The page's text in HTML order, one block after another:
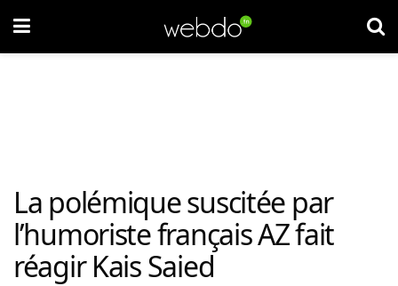
La polémique suscitée par
l’humoriste français AZ fait
réagir Kais Saied